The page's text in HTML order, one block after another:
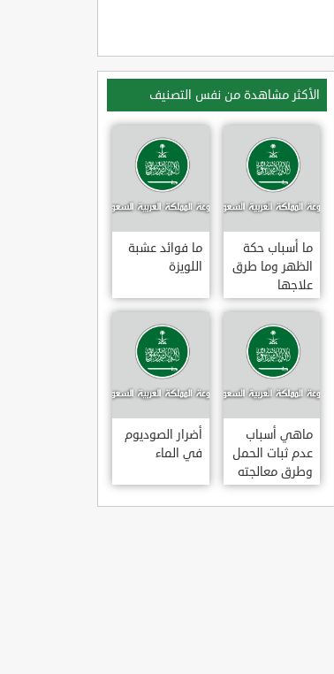
الأكثر مشاهدة من نفس التصنيف
ما أسباب حكة
الظهر وما طرق
علاجها
ما فوائد عشبة
اللويزة
ماهي أسباب
عدم ثبات الحمل
وطرق معالجته
أضرار الصوديوم
في الماء